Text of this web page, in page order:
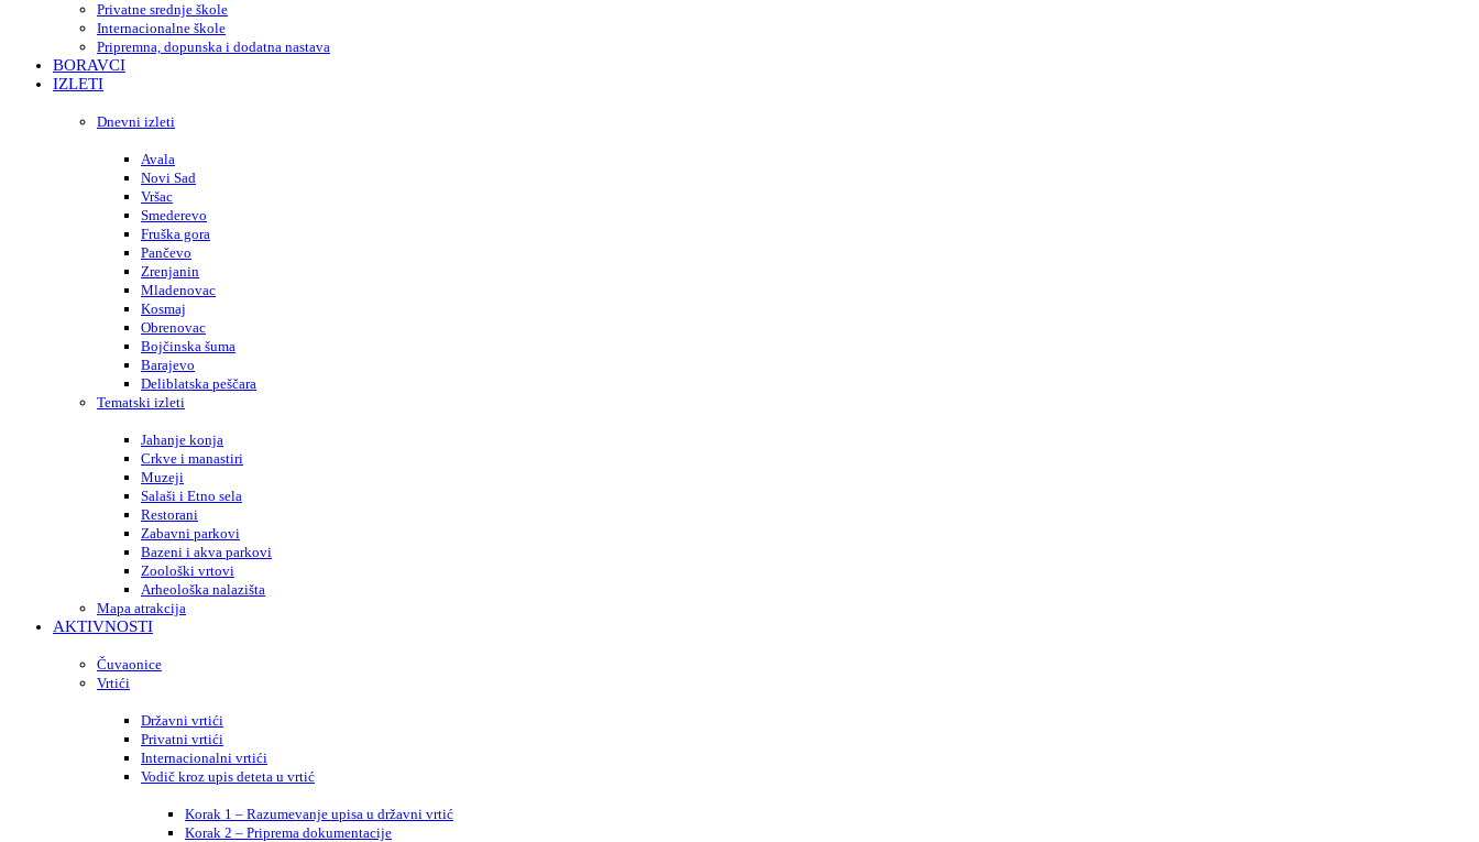
Privatne srednje škole
Internacionalne škole
Pripremna, dopunska i dodatna nastava
BORAVCI
IZLETI
Dnevni izleti
Avala
Novi Sad
Vršac
Smederevo
Fruška gora
Pančevo
Zrenjanin
Mladenovac
Kosmaj
Obrenovac
Bojčinska šuma
Barajevo
Deliblatska peščara
Tematski izleti
Jahanje konja
Crkve i manastiri
Muzeji
Salaši i Etno sela
Restorani
Zabavni parkovi
Bazeni i akva parkovi
Zoološki vrtovi
Arheološka nalazišta
Mapa atrakcija
AKTIVNOSTI
Čuvaonice
Vrtići
Državni vrtići
Privatni vrtići
Internacionalni vrtići
Vodič kroz upis deteta u vrtić
Korak 1 – Razumevanje upisa u državni vrtić
Korak 2 – Priprema dokumentacije